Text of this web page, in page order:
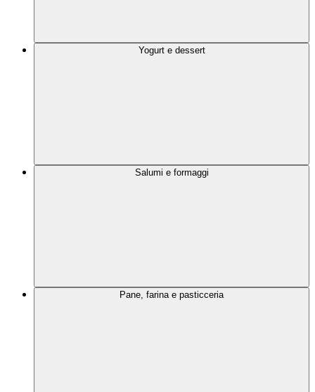
Yogurt e dessert
Salumi e formaggi
Pane, farina e pasticceria